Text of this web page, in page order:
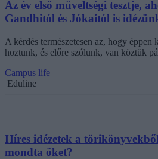
Az év első műveltségi tesztje,
Gandhitól és Jókaitól is
A kérdés természetesen az, hogy
hoztunk, és előre szólunk, van köztük
Campus life
Eduline
Híres idézetek a
mondta őket?